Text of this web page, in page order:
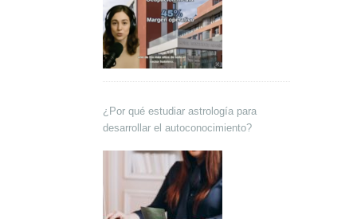
¿Por qué estudiar astrología para
desarrollar el autoconocimiento?